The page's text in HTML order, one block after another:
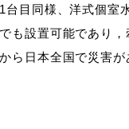
目同様、洋式個室
も設置可能であり
ら日本全国で災害